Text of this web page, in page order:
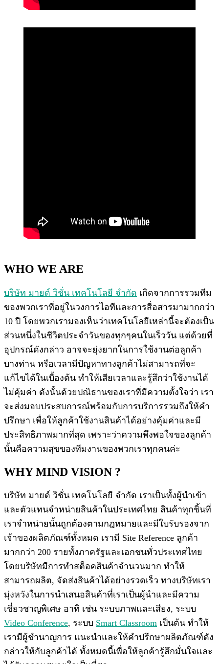
WHO WE ARE
บริษัท มายด์ วิชั่น เทคโนโลยี จำกัด เกิดจากการรวมทีม
ของพวกเราที่อยู่ในวงการไอทีและการสื่อสารมามากกว่า
10 ปี โดยพวกเรามองเห็นว่าเทคโนโลยีเหล่านี้จะต้องเป็น
ส่วนหนึ่งในชีวิตประจำวันของทุกๆคนในเร็ววัน แต่ด้วยที่
อุปกรณ์ดังกล่าว อาจจะยุ่งยากในการใช้งานต่อลูกค้า
บางท่าน หรือเวลามีปัญหาทางลูกค้าไม่สามารถที่จะ
แก้ไขได้ในเบื้องต้น ทำให้เสียเวลาและรู้สึกว่าใช้งานได้
ไม่คุ้มค่า ดังนั้นด้วยปณิธานของเราที่มีความตั้งใจว่า เรา
จะส่งมอบประสบการณ์พร้อมกับการบริการรวมถึงให้คำ
ปรึกษา เพื่อให้ลูกค้าใช้งานสินค้าได้อย่างคุ้มค่าและมี
ประสิทธิภาพมากที่สุด เพราะว่าความพึงพอใจของลูกค้า
นั้นคือความสุขของทีมงานของพวกเราทุกคนค่ะ
WHY MIND VISION ?
บริษัท มายด์ วิชั่น เทคโนโลยี จำกัด เราเป็นทั้งผู้นำเข้า
และตัวแทนจำหน่ายสินค้าในประเทศไทย สินค้าทุกชิ้นที่
เราจำหน่ายนั้นถูกต้องตามกฎหมายและมีใบรับรองจาก
เจ้าของผลิตภัณฑ์ทั้งหมด เรามี Site Reference ลูกค้า
มากกว่า 200 รายทั้งภาครัฐและเอกชนทั่วประเทศไทย
โดยบริษัทมีการทำสต็อคสินค้าจำนวนมาก ทำให้
สามารถผลิต, จัดส่งสินค้าได้อย่างรวดเร็ว ทางบริษัทเรา
มุ่งหวังในการนำเสนอสินค้าที่เราเป็นผู้นำและมีความ
เชี่ยวชาญพิเศษ อาทิ เช่น ระบบภาพและเสียง, ระบบ
Video Conference, ระบบ Smart Classroom เป็นต้น ทำให้
เรามีผู้ชำนาญการ แนะนำและให้คำปรึกษาผลิตภัณฑ์ดัง
กล่าวให้กับลูกค้าได้ ทั้งหมดนี้เพื่อให้ลูกค้ารู้สึกมั่นใจและ